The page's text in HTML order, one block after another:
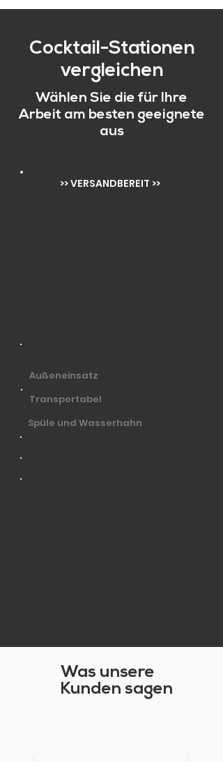
Cocktail-Stationen
vergleichen
Wählen Sie die für Ihre
Arbeit am besten geeignete
aus
>> VERSANDBEREIT >>
Außeneinsatz
Transportabel
Spüle und Wasserhahn
Was unsere
Kunden sagen